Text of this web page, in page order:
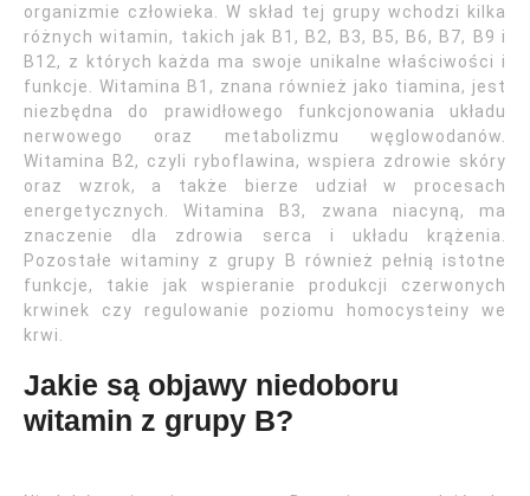
organizmie człowieka. W skład tej grupy wchodzi kilka
różnych witamin, takich jak B1, B2, B3, B5, B6, B7, B9 i
B12, z których każda ma swoje unikalne właściwości i
funkcje. Witamina B1, znana również jako tiamina, jest
niezbędna do prawidłowego funkcjonowania układu
nerwowego oraz metabolizmu węglowodanów.
Witamina B2, czyli ryboflawina, wspiera zdrowie skóry
oraz wzrok, a także bierze udział w procesach
energetycznych. Witamina B3, zwana niacyną, ma
znaczenie dla zdrowia serca i układu krążenia.
Pozostałe witaminy z grupy B również pełnią istotne
funkcje, takie jak wspieranie produkcji czerwonych
krwinek czy regulowanie poziomu homocysteiny we
krwi.
Jakie są objawy niedoboru
witamin z grupy B?